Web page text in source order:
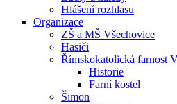
Hlášení rozhlasu
Organizace
ZŠ a MŠ Všechovice
Hasiči
Římskokatolická farnost
Historie
Farní kostel
Šimon